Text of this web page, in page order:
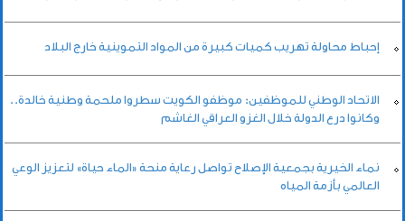
إحباط محاولة تهريب كميات كبيرة من المواد التموينية خارج البلاد
الاتحاد الوطني للموظفين: موظفو الكويت سطروا ملحمة وطنية خالدة..
وكانوا درع الدولة خلال الغزو العراقي الغاشم
نماء الخيرية بجمعية الإصلاح تواصل رعاية منحة «الماء حياة» لتعزيز الوعي
العالمي بأزمة المياه